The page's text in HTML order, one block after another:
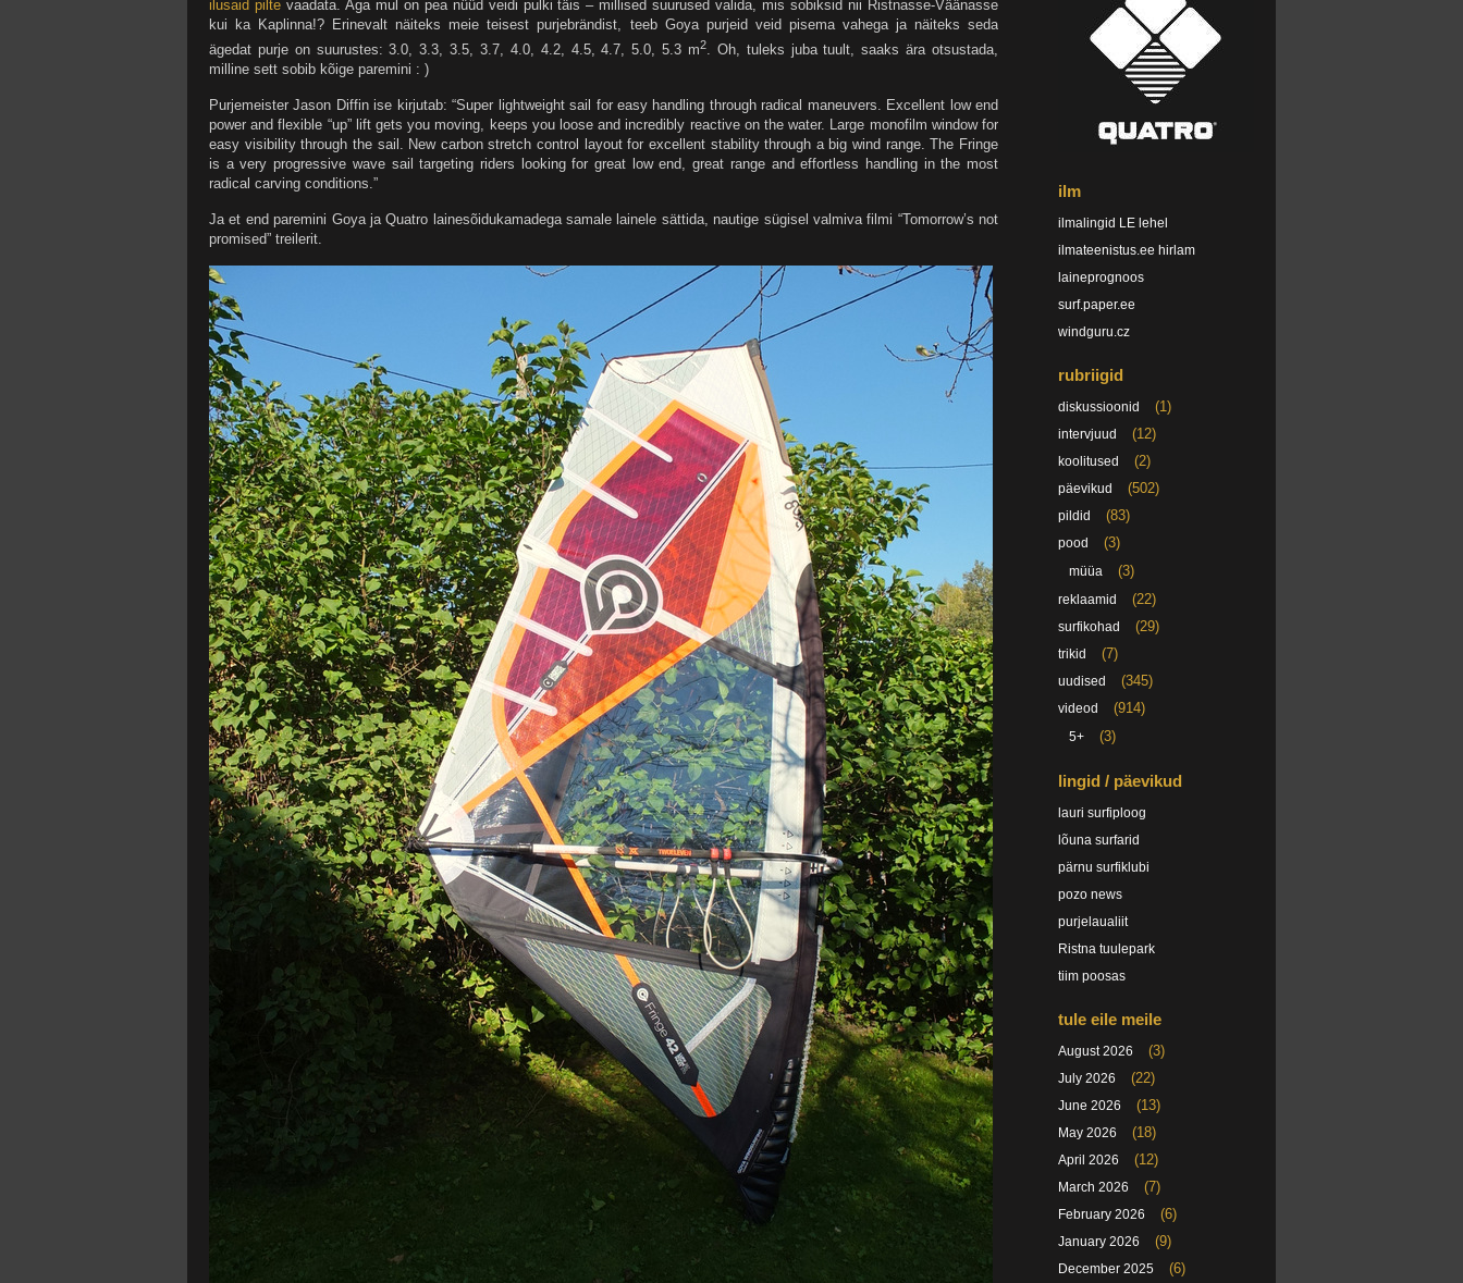
ilusaid piltevaadata. Aga mul on pea nüüd veidi pulki täis – millised suurused valida, mis sobiksid nii Ristnasse-Väänasse
kui ka Kaplinna!? Erinevalt näiteks meie teisest purjebrändist, teeb Goya purjeid veid pisema vahega ja näiteks seda
ägedat purje on suurustes: 3.0, 3.3, 3.5, 3.7, 4.0, 4.2, 4.5, 4.7, 5.0, 5.3 m2. Oh, tuleks juba tuult, saaks ära otsustada,
milline sett sobib kõige paremini : )
Purjemeister Jason Diffin ise kirjutab: “Super lightweight sail for easy handling through radical maneuvers. Excellent low end
power and flexible “up” lift gets you moving, keeps you loose and incredibly reactive on the water. Large monofilm window for
easy visibility through the sail. New carbon stretch control layout for excellent stability through a big wind range. The Fringe
is a very progressive wave sail targeting riders looking for great low end, great range and effortless handling in the most
radical carving conditions.”
Ja et end paremini Goya ja Quatro lainesõidukamadega samale lainele sättida, nautige sügisel valmiva filmi “Tomorrow’s not
promised” treilerit.
ilm
ilmalingid LE lehel
ilmateenistus.ee hirlam
laineprognoos
surf.paper.ee
windguru.cz
rubriigid
diskussioonid (1)
intervjuud (12)
koolitused (2)
päevikud (502)
pildid (83)
pood (3)
müüa (3)
reklaamid (22)
surfikohad (29)
trikid (7)
uudised (345)
videod (914)
5+ (3)
lingid / päevikud
lauri surfiploog
lõuna surfarid
pärnu surfiklubi
pozo news
purjelaualiit
Ristna tuulepark
tiim poosas
tule eile meile
August 2026 (3)
July 2026 (22)
June 2026 (13)
May 2026 (18)
April 2026 (12)
March 2026 (7)
February 2026 (6)
January 2026 (9)
December 2025 (6)